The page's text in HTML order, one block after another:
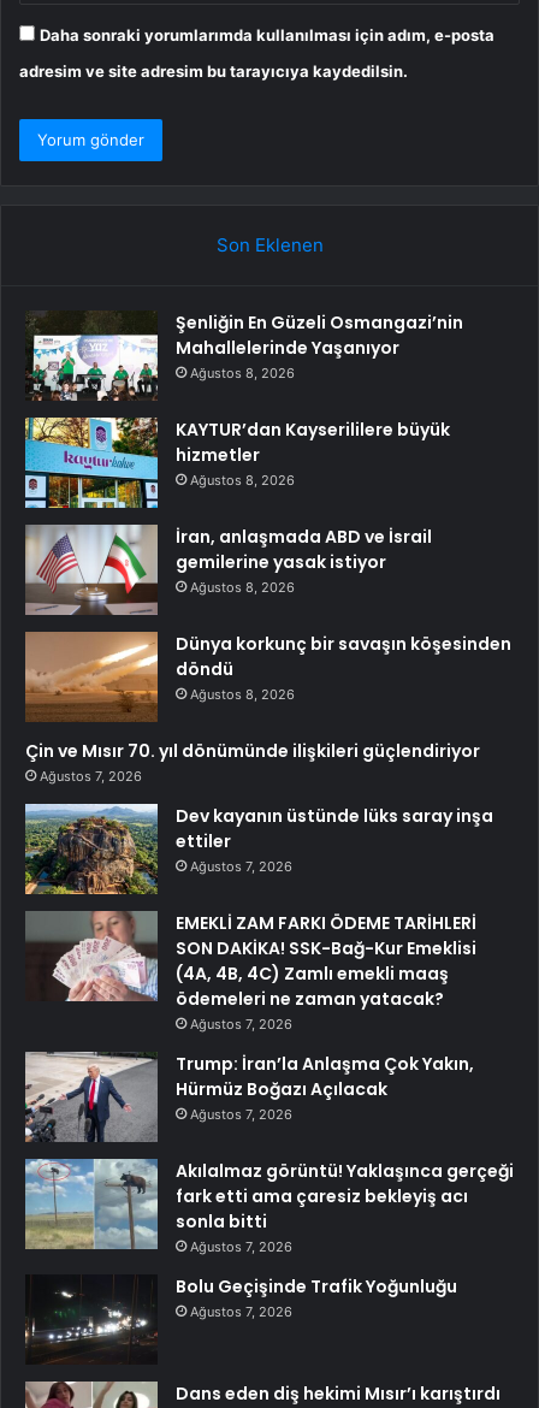
Daha sonraki yorumlarımda kullanılması için adım, e-posta
adresim ve site adresim bu tarayıcıya kaydedilsin.
Son Eklenen
Şenliğin En Güzeli Osmangazi’nin
Mahallelerinde Yaşanıyor
Ağustos 8, 2026
KAYTUR’dan Kayserililere büyük
hizmetler
Ağustos 8, 2026
İran, anlaşmada ABD ve İsrail
gemilerine yasak istiyor
Ağustos 8, 2026
Dünya korkunç bir savaşın köşesinden
döndü
Ağustos 8, 2026
Çin ve Mısır 70. yıl dönümünde ilişkileri güçlendiriyor
Ağustos 7, 2026
Dev kayanın üstünde lüks saray inşa
ettiler
Ağustos 7, 2026
EMEKLİ ZAM FARKI ÖDEME TARİHLERİ
SON DAKİKA! SSK-Bağ-Kur Emeklisi
(4A, 4B, 4C) Zamlı emekli maaş
ödemeleri ne zaman yatacak?
Ağustos 7, 2026
Trump: İran’la Anlaşma Çok Yakın,
Hürmüz Boğazı Açılacak
Ağustos 7, 2026
Akılalmaz görüntü! Yaklaşınca gerçeği
fark etti ama çaresiz bekleyiş acı
sonla bitti
Ağustos 7, 2026
Bolu Geçişinde Trafik Yoğunluğu
Ağustos 7, 2026
Dans eden diş hekimi Mısır’ı karıştırdı